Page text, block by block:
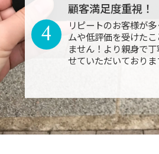
顧客満足度重視！
リピートのお客様が
ムや低評価を受けた
ません！より親身で
せていただいておりま
4